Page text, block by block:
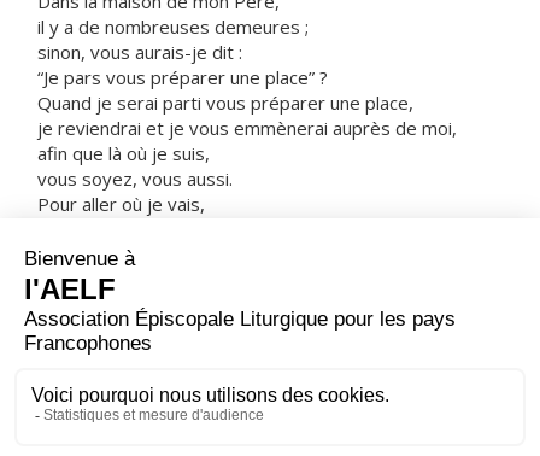
il y a de nombreuses demeures ;
sinon, vous aurais-je dit :
“Je pars vous préparer une place” ?
Quand je serai parti vous préparer une place,
je reviendrai et je vous emmènerai auprès de moi,
afin que là où je suis,
vous soyez, vous aussi.
Pour aller où je vais,
Thomas lui dit :
« Seigneur, nous ne savons pas où tu vas.
Comment pourrions-nous savoir le chemin ? »
Jésus lui répond :
« Moi, je suis le Chemin, la Vérité et la Vie ;
personne ne va vers le Père sans passer par moi. »
– Acclamons la Parole de Dieu.